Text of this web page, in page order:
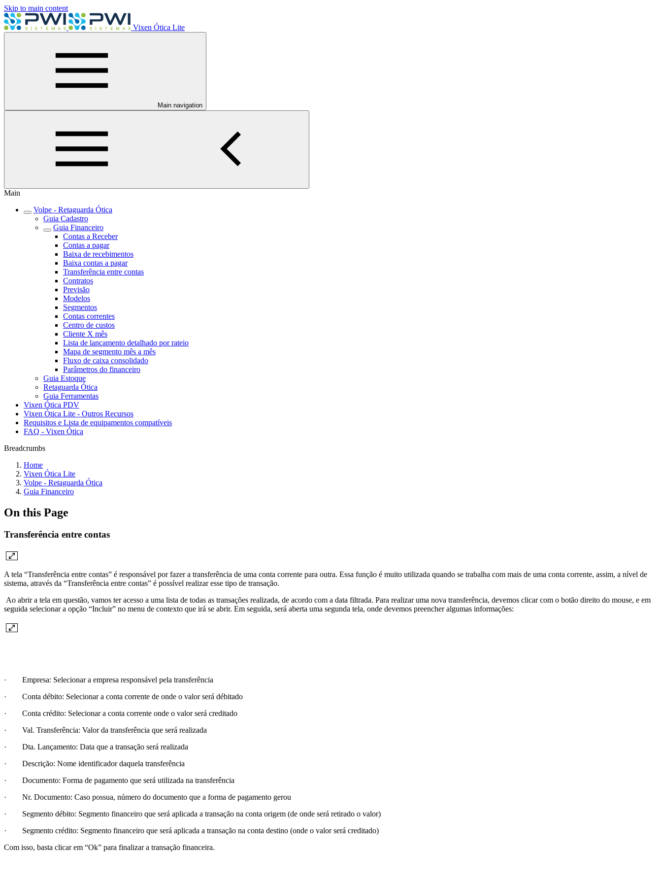
Skip to main content
Vixen Ótica Lite
Main navigation
Main
Volpe - Retaguarda Ótica
Guia Cadastro
Guia Financeiro
Contas a Receber
Contas a pagar
Baixa de recebimentos
Baixa contas a pagar
Transferência entre contas
Contratos
Previsão
Modelos
Segmentos
Contas correntes
Centro de custos
Cliente X mês
Lista de lançamento detalhado por rateio
Mapa de segmento mês a mês
Fluxo de caixa consolidado
Parâmetros do financeiro
Guia Estoque
Retaguarda Ótica
Guia Ferramentas
Vixen Ótica PDV
Vixen Ótica Lite - Outros Recursos
Requisitos e Lista de equipamentos compatíveis
FAQ - Vixen Ótica
Breadcrumbs
Home
Vixen Ótica Lite
Volpe - Retaguarda Ótica
Guia Financeiro
On this Page
Transferência entre contas
A tela “Transferência entre contas” é responsável por fazer a transferência de uma conta corrente para outra. Essa função é muito utilizada quando se trabalha com mais de uma conta corrente, assim, a nível de
sistema, através da “Transferência entre contas” é possível realizar esse tipo de transação.
Ao abrir a tela em questão, vamos ter acesso a uma lista de todas as transações realizada, de acordo com a data filtrada. Para realizar uma nova transferência, devemos clicar com o botão direito do mouse, e em
seguida selecionar a opção “Incluir” no menu de contexto que irá se abrir. Em seguida, será aberta uma segunda tela, onde devemos preencher algumas informações:
· Empresa: Selecionar a empresa responsável pela transferência
· Conta débito: Selecionar a conta corrente de onde o valor será débitado
· Conta crédito: Selecionar a conta corrente onde o valor será creditado
· Val. Transferência: Valor da transferência que será realizada
· Dta. Lançamento: Data que a transação será realizada
· Descrição: Nome identificador daquela transferência
· Documento: Forma de pagamento que será utilizada na transferência
· Nr. Documento: Caso possua, número do documento que a forma de pagamento gerou
· Segmento débito: Segmento financeiro que será aplicada a transação na conta origem (de onde será retirado o valor)
· Segmento crédito: Segmento financeiro que será aplicada a transação na conta destino (onde o valor será creditado)
Com isso, basta clicar em “Ok” para finalizar a transação financeira.